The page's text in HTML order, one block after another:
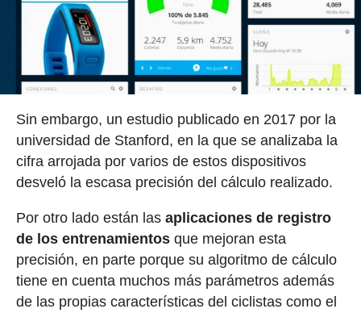
Sin embargo, un estudio publicado en 2017 por la
universidad de Stanford, en la que se analizaba la
cifra arrojada por varios de estos dispositivos
desveló la escasa precisión del cálculo realizado.
Por otro lado están las aplicaciones de registro
de los entrenamientosque mejoran esta
precisión, en parte porque su algoritmo de cálculo
tiene en cuenta muchos más parámetros además
de las propias características del ciclistas como el